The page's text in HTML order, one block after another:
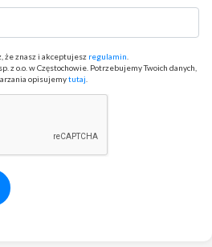
że znasz i akceptujesz regulamin
o.o. w Częstochowie. Potrzebujemy Twoich danych,
opisujemytutaj